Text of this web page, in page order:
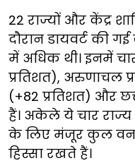
22 राज्यों और केंद्र
दौरान डायवर्ट की
में अधिक थी। इनमें
प्रतिशत), अरुणाचल
(+82 प्रतिशत) और
हैं। अकेले ये चार
के लिए मंजूर कुल वन
हिस्सा रखते हैं।